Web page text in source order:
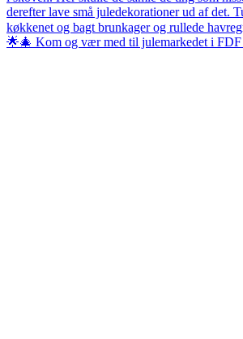
🌟🎄 Kom og vær med til julemarkedet i